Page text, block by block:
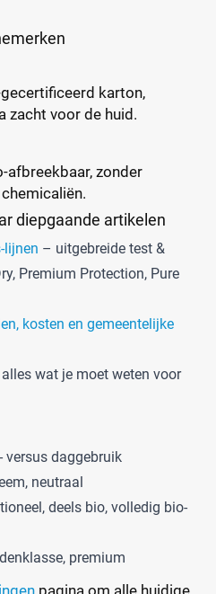
gecertificeerd karton,
zacht voor de huid.
afbreekbaar, zonder
diepgaande artikelen
lijnen – uitgebreide test &
Premium Protection, Pure
kosten en gemeentelijke
wat je moet weten voor
versus daggebruik
neutraal
deels bio, volledig bio-
premium
pagina om alle huidige